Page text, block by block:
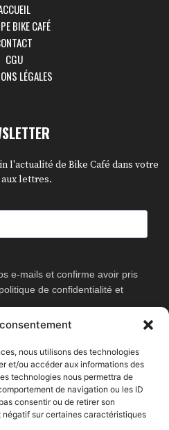
nous utilisons des technologies
et/ou accéder aux informations des
technologies nous permettra de
de navigation ou les ID
consentir ou de retirer son
sur certaines caractéristiques
BIKE CAFÉ
CGU
LÉGALES
l'actualité de Bike Café dans votre
lettres.
e-mails et confirme avoir pris
de confidentialité et
moment en cliquant sur le lien
mesure l'ouverture des
les contenus proposés.